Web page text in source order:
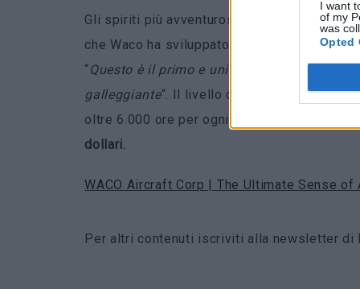
I want
of my
was
Opted
Gli spiriti più avventurosi possono
che Waco ha sviluppato per l’YMF-5 è
“Questo è il primo e unico ‘aereo anfibio’
galleggiante“. Il livello di personalizzazione
oltre 6.000 ore per ogni aereo, motivo per
dollari.
WACO Aircraft Corp | The Ultimate Sense of
Per altri contenuti iscriviti alla newsletter di